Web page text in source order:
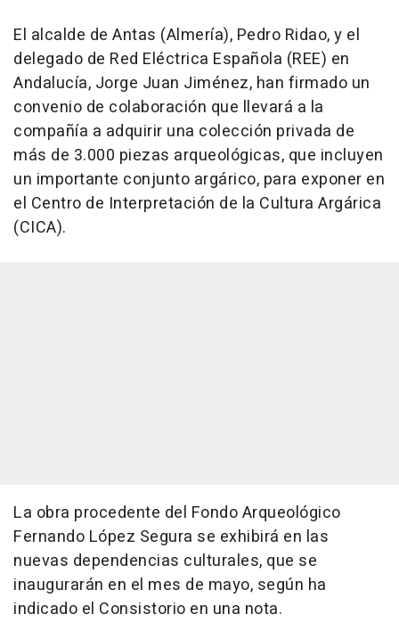
El alcalde de Antas (Almería), Pedro Ridao, y el
delegado de Red Eléctrica Española (REE) en
Andalucía, Jorge Juan Jiménez, han firmado un
convenio de colaboración que llevará a la
compañía a adquirir una colección privada de
más de 3.000 piezas arqueológicas, que incluyen
un importante conjunto argárico, para exponer en
el Centro de Interpretación de la Cultura Argárica
(CICA).
La obra procedente del Fondo Arqueológico
Fernando López Segura se exhibirá en las
nuevas dependencias culturales, que se
inaugurarán en el mes de mayo, según ha
indicado el Consistorio en una nota.